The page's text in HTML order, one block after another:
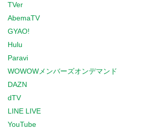
TVer
AbemaTV
GYAO!
Hulu
Paravi
WOWOWメンバーズオンデマンド
DAZN
dTV
LINE LIVE
YouTube